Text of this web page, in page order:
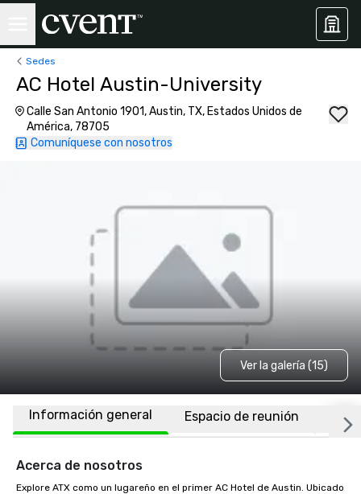
Sedes
AC Hotel Austin-University
Calle San Antonio 1901, Austin, TX, Estados Unidos de
América, 78705
Comuníquese con nosotros
Ver la galería (15)
Información general Espacio de reunión
Acerca de nosotros
Explore ATX como un lugareño en el primer AC Hotel de Austin. Ubicado